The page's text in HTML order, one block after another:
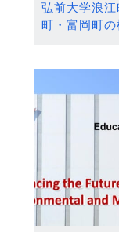
弘前大学浪
町・富岡町の